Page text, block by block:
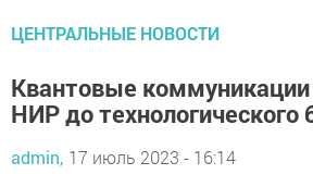
ЦЕНТРАЛЬНЫЕ НОВОСТИ
Квантовые коммуникации
НИР до технологического
admin, 17 июль 2023 - 16:14